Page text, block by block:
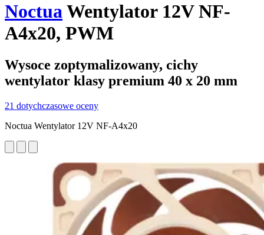
NoctuaWentylator 12V NF-
A4x20, PWM
Wysoce zoptymalizowany, cichy
wentylator klasy premium 40 x 20 mm
21 dotychczasowe oceny
Noctua Wentylator 12V NF-A4x20